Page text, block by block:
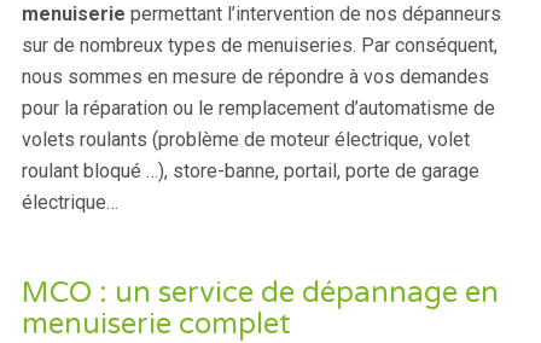
menuiserie permettant l’intervention de nos dépanneurs
sur de nombreux types de menuiseries. Par conséquent,
nous sommes en mesure de répondre à vos demandes
pour la réparation ou le remplacement d’automatisme de
volets roulants (problème de moteur électrique, volet
roulant bloqué …), store-banne, portail, porte de garage
électrique…
MCO : un service de dépannage en
menuiserie complet